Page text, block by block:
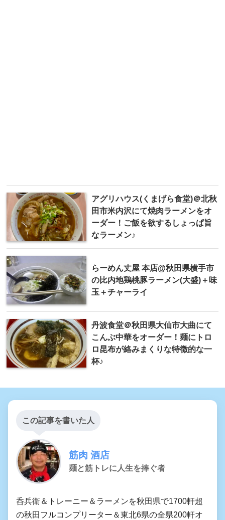
アグリハウス(くまげら食堂)＠北秋
田市米内沢にて焼肉ラーメンをオ
ーダー！ご飯を欲するしょっぱ旨
なラーメン♪
らーめん丈屋 本店@秋田県横手市
の比内地鶏桃豚ラーメン(大盛)＋味
玉＋チャーライ
丹波食堂＠秋田県大仙市大曲にて
こんぶ中華をオーダー！麺にトロ
ロ昆布が絡みまくりな特徴的な一
杯♪
この記事を書いた人
筋肉 酒店
麺と筋トレに人生を捧ぐ者
呑兵衛＆トレーニー＆ラーメンを秋田県で1700軒超
の秋田フルコンプリーター＆東北6県の全県200軒オ